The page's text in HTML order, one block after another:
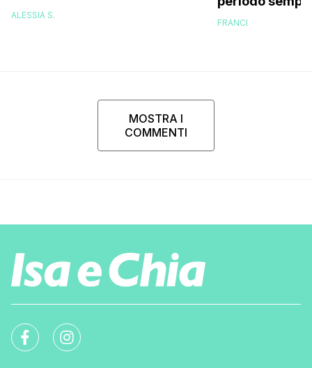
ALESSIA S.
fatica…”
FRANCI
MOSTRA I
COMMENTI